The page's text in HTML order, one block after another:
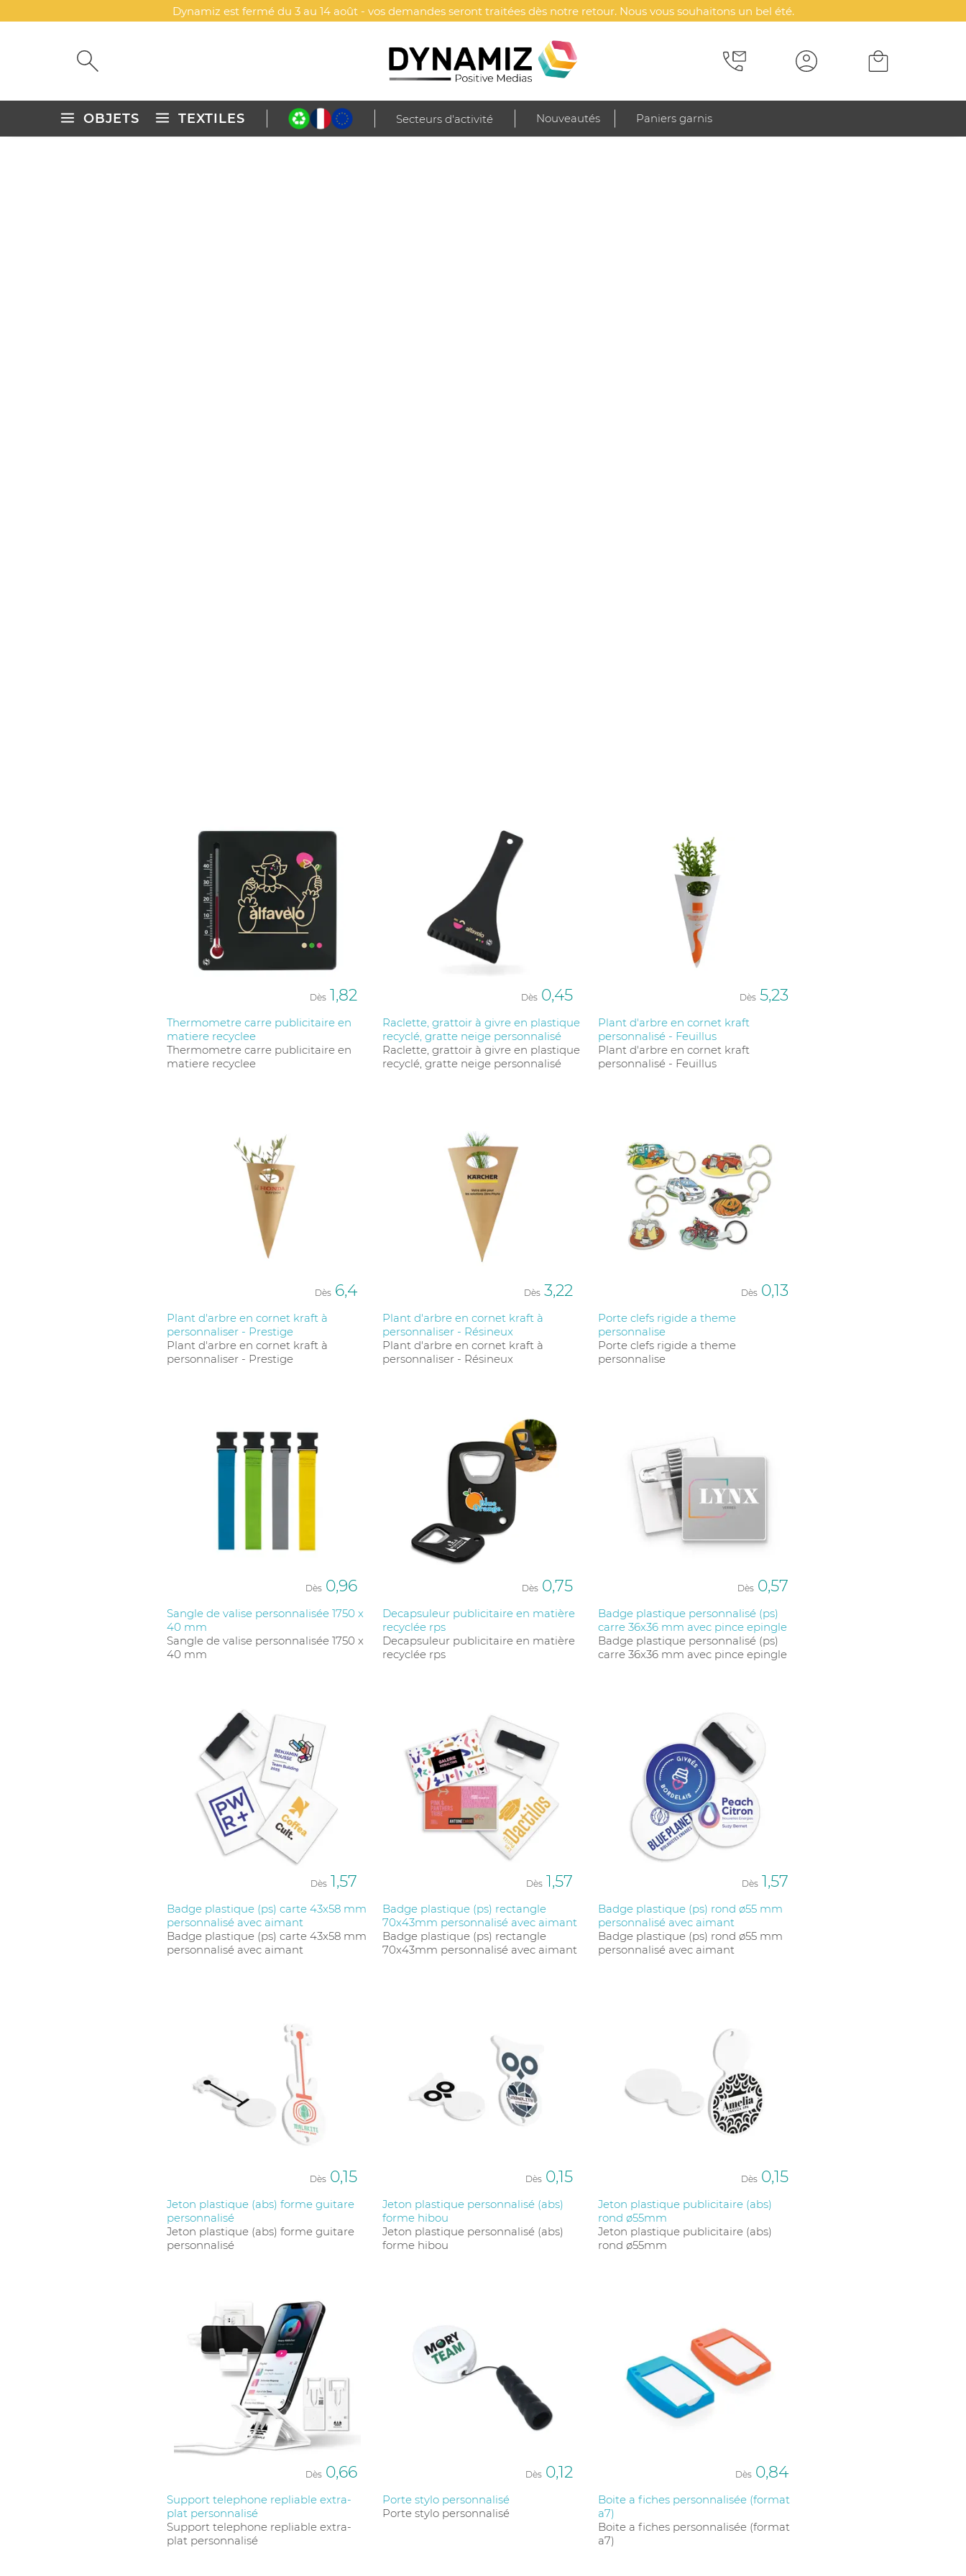
Dynamiz est fermé du 3 au 14 août - vos demandes seront traitées dès notre retour. Nous vous souhaitons un bel été.
Secteurs d'activité
OBJETS TEXTILES Nouveautés Paniers garnis
Fabrication France
Thèmes
Accueil
marquage innovantes, votre logo ressortira avec éclat, garantissant un impact visuel fort.
ADOPTEZ UNE COMMUNICATION QUI A DU SENS
En intégrant le Made in France dans votre stratégie de communication, vous faites bien plus que promouvoir votre marque. Vous portez un message fort :
celui de soutenir un savoir-faire français, d’adopter une démarche responsable et de privilégier des produits qui allient esthétique et durabilité. Ce choix,
empreint de valeurs, permet de marquer les esprits et de construire une image de marque qui inspire confiance et fidélité.
Dès 1,82
Thermometre carre publicitaire en
matiere recyclee
Thermometre carre publicitaire en
matiere recyclee
Dès 0,45
Raclette, grattoir à givre en plastique
recyclé, gratte neige personnalisé
Raclette, grattoir à givre en plastique
recyclé, gratte neige personnalisé
Dès 5,23
Plant d'arbre en cornet kraft
personnalisé - Feuillus
Plant d'arbre en cornet kraft
personnalisé - Feuillus
Dès 6,4
Plant d'arbre en cornet kraft à
personnaliser - Prestige
Plant d'arbre en cornet kraft à
personnaliser - Prestige
Dès 3,22
Plant d'arbre en cornet kraft à
personnaliser - Résineux
Plant d'arbre en cornet kraft à
personnaliser - Résineux
Dès 0,13
Porte clefs rigide a theme
personnalise
Porte clefs rigide a theme
personnalise
Dès 0,96
Sangle de valise personnalisée 1750 x
40 mm
Sangle de valise personnalisée 1750 x
40 mm
Dès 0,75
Decapsuleur publicitaire en matière
recyclée rps
Decapsuleur publicitaire en matière
recyclée rps
Dès 0,57
Badge plastique personnalisé (ps)
carre 36x36 mm avec pince epingle
Badge plastique personnalisé (ps)
carre 36x36 mm avec pince epingle
Dès 1,57
Badge plastique (ps) carte 43x58 mm
personnalisé avec aimant
Badge plastique (ps) carte 43x58 mm
personnalisé avec aimant
Dès 1,57
Badge plastique (ps) rectangle
70x43mm personnalisé avec aimant
Badge plastique (ps) rectangle
70x43mm personnalisé avec aimant
Dès 1,57
Badge plastique (ps) rond ø55 mm
personnalisé avec aimant
Badge plastique (ps) rond ø55 mm
personnalisé avec aimant
Dès 0,15
Jeton plastique (abs) forme guitare
personnalisé
Jeton plastique (abs) forme guitare
personnalisé
Dès 0,15
Jeton plastique personnalisé (abs)
forme hibou
Jeton plastique personnalisé (abs)
forme hibou
Dès 0,15
Jeton plastique publicitaire (abs)
rond ø55mm
Jeton plastique publicitaire (abs)
rond ø55mm
Dès 0,66
Support telephone repliable extra-
plat personnalisé
Support telephone repliable extra-
plat personnalisé
Dès 0,12
Porte stylo personnalisé
Porte stylo personnalisé
Dès 0,84
Boite a fiches personnalisée (format
a7)
Boite a fiches personnalisée (format
a7)